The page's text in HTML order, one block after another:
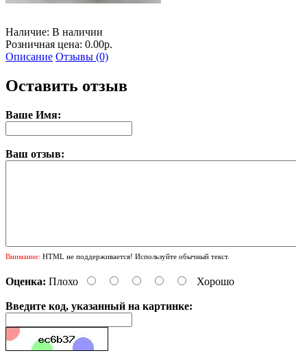
Наличие: В наличии
Розничная цена: 0.00р.
Описание Отзывы (0)
Оставить отзыв
Ваше Имя:
Ваш отзыв:
Внимание: HTML не поддерживается! Используйте обычный текст.
Оценка: Плохо Хорошо
Введите код, указанный на картинке: